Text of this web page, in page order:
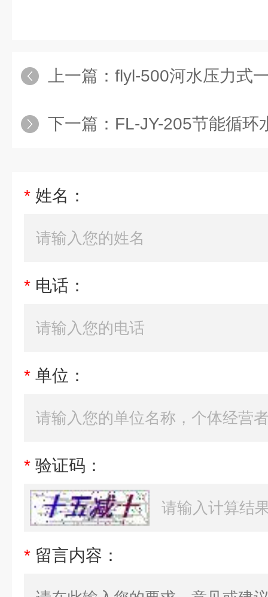
上一篇： flyl-500河水压力式
下一篇： FL-JY-205节能循环
* 姓名：
* 电话：
* 单位：
* 验证码：
* 留言内容：